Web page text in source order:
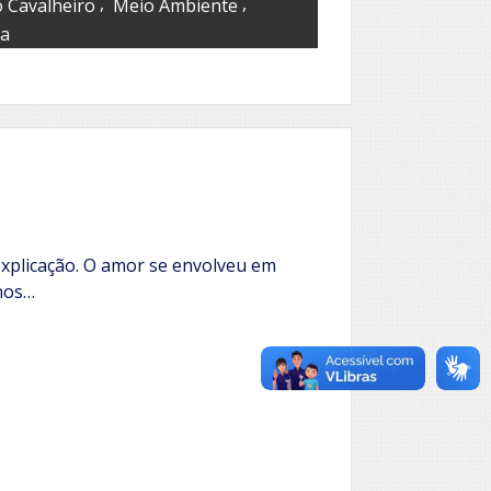
Cavalheiro Meio Ambiente
O amor se envolveu em